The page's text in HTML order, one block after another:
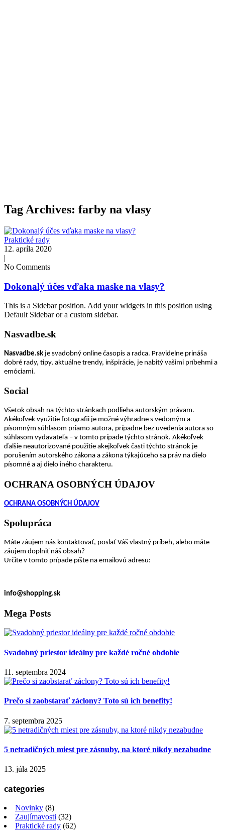
Tag Archives: farby na vlasy
Praktické rady
12. apríla 2020
|
No Comments
Dokonalý účes vďaka maske na vlasy?
This is a Sidebar position. Add your widgets in this position using
Default Sidebar or a custom sidebar.
Nasvadbe.sk
Nasvadbe.sk je svadobný online časopis a radca. Pravidelne prináša
dobré rady, tipy, aktuálne trendy, inšpirácie, je nabitý vašimi príbehmi a
emóciami.
Social
Všetok obsah na týchto stránkach podlieha autorským právam.
Akékoľvek využitie fotografii je možné výhradne s vedomým a
písomným súhlasom priamo autora, prípadne bez uvedenia autora so
súhlasom vydavateľa – v tomto prípade týchto stránok. Akékoľvek
ďalšie neautorizované použitie akejkoľvek časti týchto stránok je
porušením autorského zákona a zákona týkajúceho sa práv na dielo
písomné a aj dielo iného charakteru.
OCHRANA OSOBNÝCH ÚDAJOV
OCHRANA OSOBNÝCH ÚDAJOV
Spolupráca
Máte záujem nás kontaktovať, poslať Váš vlastný príbeh, alebo máte
záujem doplniť náš obsah?
Určite v tomto prípade píšte na emailovú adresu:
info@shopping.sk
Mega Posts
Svadobný priestor ideálny pre každé ročné obdobie
11. septembra 2024
Prečo si zaobstarať záclony? Toto sú ich benefity!
7. septembra 2025
5 netradičných miest pre zásnuby, na ktoré nikdy nezabudne
13. júla 2025
categories
Novinky (8)
Zaujímavosti (32)
Praktické rady (62)